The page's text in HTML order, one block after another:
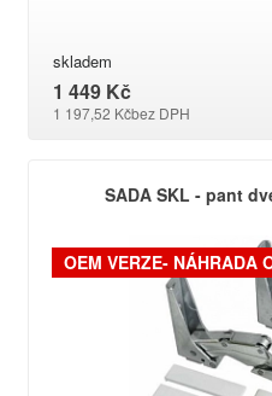
skladem
1 449 Kč
1 197,52 Kčbez DPH
SADA SKL - pant
OEM VERZE- NÁHRADA